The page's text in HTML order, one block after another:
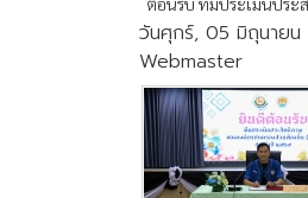
วันศุกร์, 05 มิถุนาย
Webmaster